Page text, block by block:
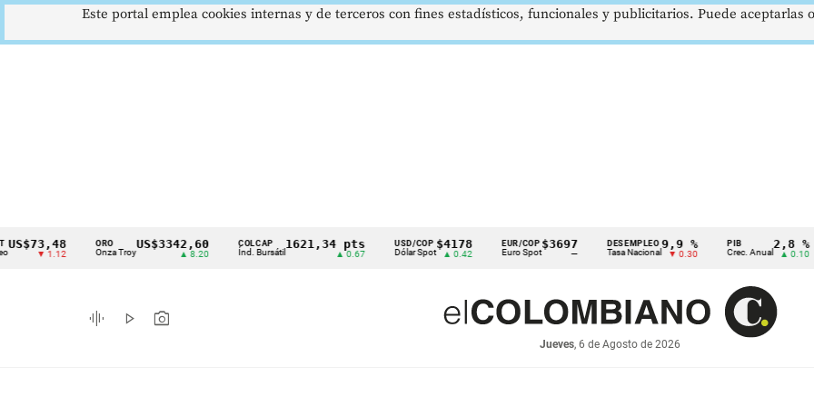
Cintillo
indicadores
económicos
ORO
Onza Troy
US$3342,60
▲ 8.20
COLCAP
Índ. Bursátil
1621,34 pts USD/COP
Dólar Spot
$4178
▲ 0.42
EUR/COP
Euro Spot
$3697
—
DESEMPLEO
Tasa Nacional
9,9 %
▼ 0.30
PIB
Crec. Anual
2,8 %
▲ 0.10
TRM
graphic_eq play_arrow photo_camera
Jueves, 6 de Agosto de 2026
Este portal emplea cookies internas y de terceros con fines estadísticos, funcionales y publicitarios. Puede aceptarlas